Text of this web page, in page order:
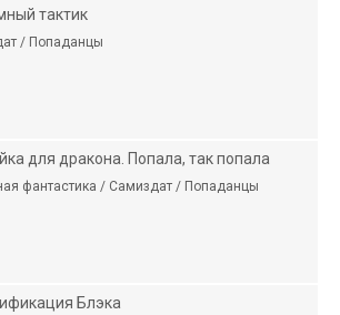
тактик
/ Попаданцы
для дракона. Попала, так попала
фантастика / Самиздат / Попаданцы
Блэка